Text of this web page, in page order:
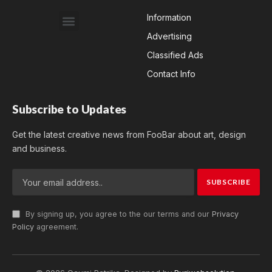
Information
Advertising
Classified Ads
Contact Info
Subscribe to Updates
Get the latest creative news from FooBar about art, design
and business.
By signing up, you agree to the our terms and our Privacy
Policy agreement.